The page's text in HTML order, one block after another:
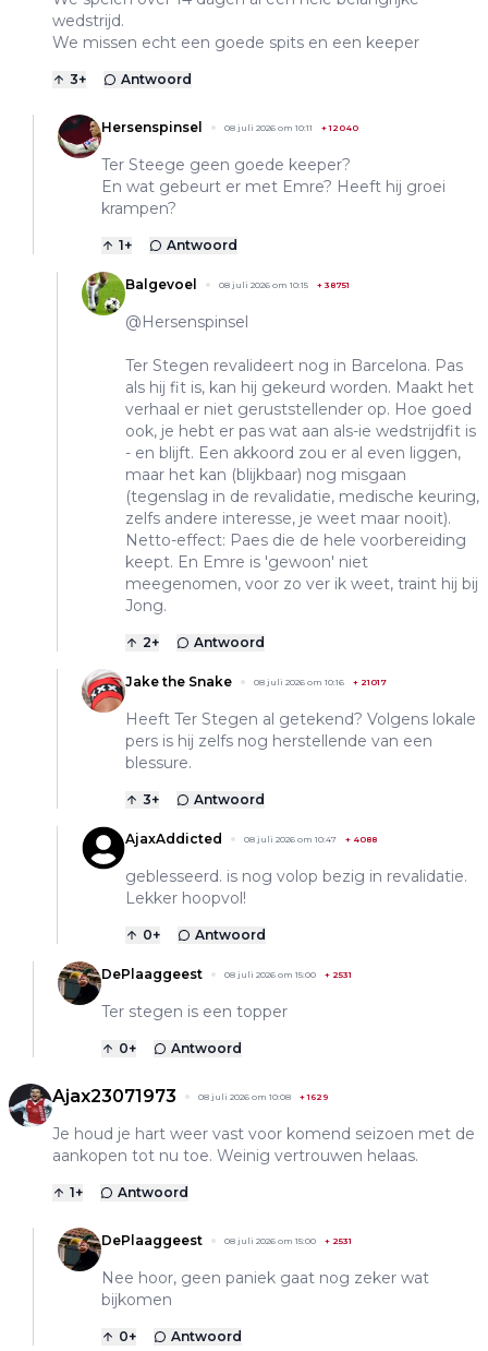
wedstrijd.
We missen echt een goede spits en een keeper
3+ Antwoord
Hersenspinsel 08 juli 2026 om 10:11 +12040
Ter Steege geen goede keeper?
En wat gebeurt er met Emre? Heeft hij groei
krampen?
1+ Antwoord
Balgevoel 08 juli 2026 om 10:15 + 38751
@Hersenspinsel
Ter Stegen revalideert nog in Barcelona. Pas
als hij fit is, kan hij gekeurd worden. Maakt het
verhaal er niet geruststellender op. Hoe goed
ook, je hebt er pas wat aan als-ie wedstrijdfit is
- en blijft. Een akkoord zou er al even liggen,
maar het kan (blijkbaar) nog misgaan
(tegenslag in de revalidatie, medische keuring,
zelfs andere interesse, je weet maar nooit).
Netto-effect: Paes die de hele voorbereiding
keept. En Emre is 'gewoon' niet
meegenomen, voor zo ver ik weet, traint hij bij
Jong.
2+ Antwoord
Jake the Snake 08 juli 2026 om 10:16 + 21017
Heeft Ter Stegen al getekend? Volgens lokale
pers is hij zelfs nog herstellende van een
blessure.
3+ Antwoord
AjaxAddicted 08 juli 2026 om 10:47 + 4088
geblesseerd. is nog volop bezig in revalidatie.
Lekker hoopvol!
0+ Antwoord
DePlaaggeest 08 juli 2026 om 15:00 + 2531
Ter stegen is een topper
0+ Antwoord
Ajax23071973 08 juli 2026 om 10:08 +1629
Je houd je hart weer vast voor komend seizoen met de
aankopen tot nu toe. Weinig vertrouwen helaas.
1+ Antwoord
DePlaaggeest 08 juli 2026 om 15:00 + 2531
Nee hoor, geen paniek gaat nog zeker wat
bijkomen
0+ Antwoord